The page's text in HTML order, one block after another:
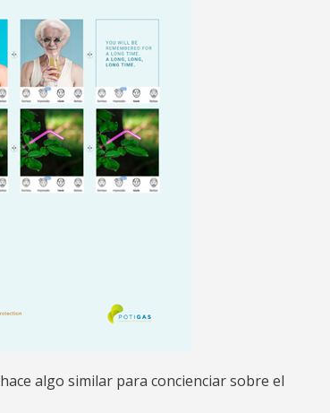
hace algo similar para concienciar sobre el